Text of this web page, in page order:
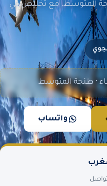
المتوسط، مع تخليص في
· طنجة المتوسط
واتساب